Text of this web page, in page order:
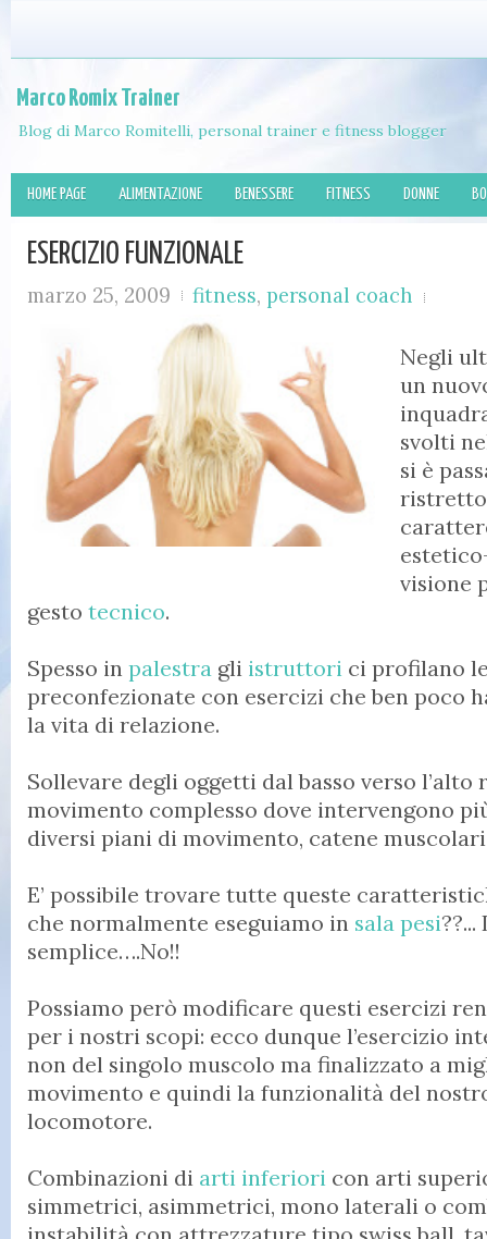
Marco Romix Trainer
Blog di Marco Romitelli, personal trainer e fitness blogger
HOME PAGE ALIMENTAZIONE BENESSERE FITNESS DONNE
ESERCIZIO FUNZIONALE
marzo 25, 2009 fitness, personal coach
Negli
un
svolti
si è
visione
gesto tecnico.
Spesso in palestra gli istruttori ci profilano
preconfezionate con esercizi che ben poco
la vita di relazione.
Sollevare degli oggetti dal basso verso l’alto
movimento complesso dove intervengono
diversi piani di movimento, catene
E’ possibile trovare tutte queste
che normalmente eseguiamo in sala pesi
semplice….No!!
Possiamo però modificare questi esercizi
per i nostri scopi: ecco dunque l’esercizio
non del singolo muscolo ma finalizzato a
movimento e quindi la funzionalità del
locomotore.
Combinazioni di arti inferiori con arti
simmetrici, asimmetrici, mono laterali o